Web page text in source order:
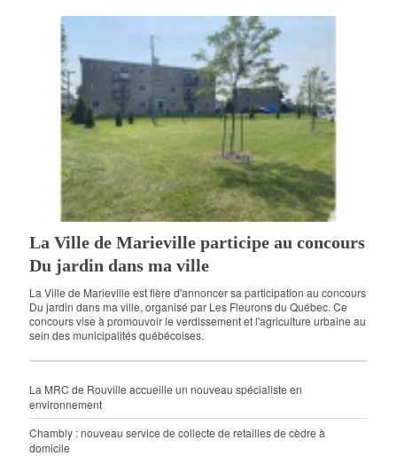
La Ville de Marieville participe au concours
Du jardin dans ma ville
La Ville de Marieville est fière d'annoncer sa participation au concours
Du jardin dans ma ville, organisé par Les Fleurons du Québec. Ce
concours vise à promouvoir le verdissement et l'agriculture urbaine au
sein des municipalités québécoises.
La MRC de Rouville accueille un nouveau spécialiste en
environnement
Chambly : nouveau service de collecte de retailles de cèdre à
domicile